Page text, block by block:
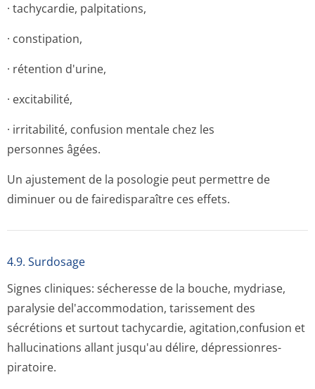
· tachycardie, palpitations,
· constipation,
· rétention d'urine,
· excitabilité,
· irritabilité, confusion mentale chez les
personnes âgées.
Un ajustement de la posologie peut permettre de
diminuer ou de fairedisparaître ces effets.
4.9. Surdosage
Signes cliniques: sécheresse de la bouche, mydriase,
paralysie del'accommodation, tarissement des
sécrétions et surtout tachycardie, agitation,confusion et
hallucinations allant jusqu'au délire, dépressionres­
piratoire.